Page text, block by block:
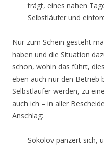
trägt, eines nahen
Selbstläufer und
Nur zum Schein gesteht
haben und die Situation
schon, wohin das führt,
eben auch nur den Betrieb
Selbstläufer werden, zu
auch ich – in aller
Anschlag:
Sokolov panzert sich,